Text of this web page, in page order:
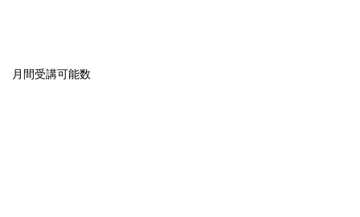
月間受講可能数